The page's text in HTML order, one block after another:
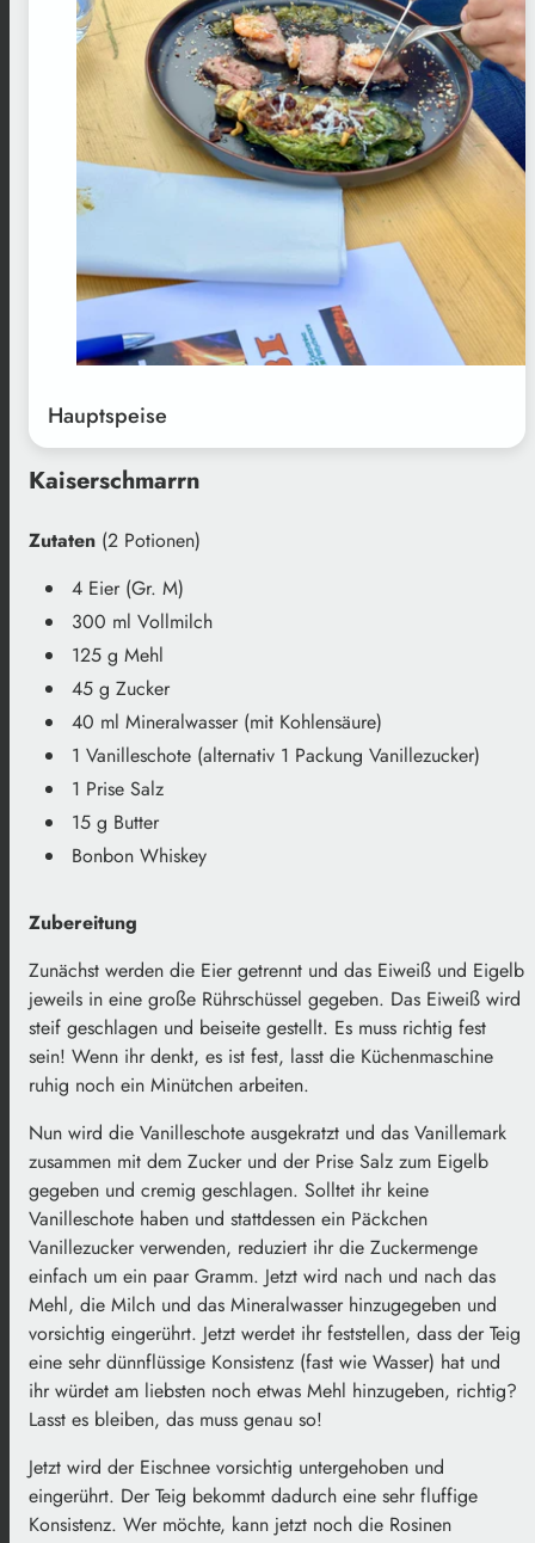
Hauptspeise
Kaiserschmarrn
Zutaten (2 Potionen)
4 Eier (Gr. M)
300 ml Vollmilch
125 g Mehl
45 g Zucker
40 ml Mineralwasser (mit Kohlensäure)
1 Vanilleschote (alternativ 1 Packung Vanillezucker)
1 Prise Salz
15 g Butter
Bonbon Whiskey
Zubereitung
Zunächst werden die Eier getrennt und das Eiweiß und Eigelb
jeweils in eine große Rührschüssel gegeben. Das Eiweiß wird
steif geschlagen und beiseite gestellt. Es muss richtig fest
sein! Wenn ihr denkt, es ist fest, lasst die Küchenmaschine
ruhig noch ein Minütchen arbeiten.
Nun wird die Vanilleschote ausgekratzt und das Vanillemark
zusammen mit dem Zucker und der Prise Salz zum Eigelb
gegeben und cremig geschlagen. Solltet ihr keine
Vanilleschote haben und stattdessen ein Päckchen
Vanillezucker verwenden, reduziert ihr die Zuckermenge
einfach um ein paar Gramm. Jetzt wird nach und nach das
Mehl, die Milch und das Mineralwasser hinzugegeben und
vorsichtig eingerührt. Jetzt werdet ihr feststellen, dass der Teig
eine sehr dünnflüssige Konsistenz (fast wie Wasser) hat und
ihr würdet am liebsten noch etwas Mehl hinzugeben, richtig?
Lasst es bleiben, das muss genau so!
Jetzt wird der Eischnee vorsichtig untergehoben und
eingerührt. Der Teig bekommt dadurch eine sehr fluffige
Konsistenz. Wer möchte, kann jetzt noch die Rosinen